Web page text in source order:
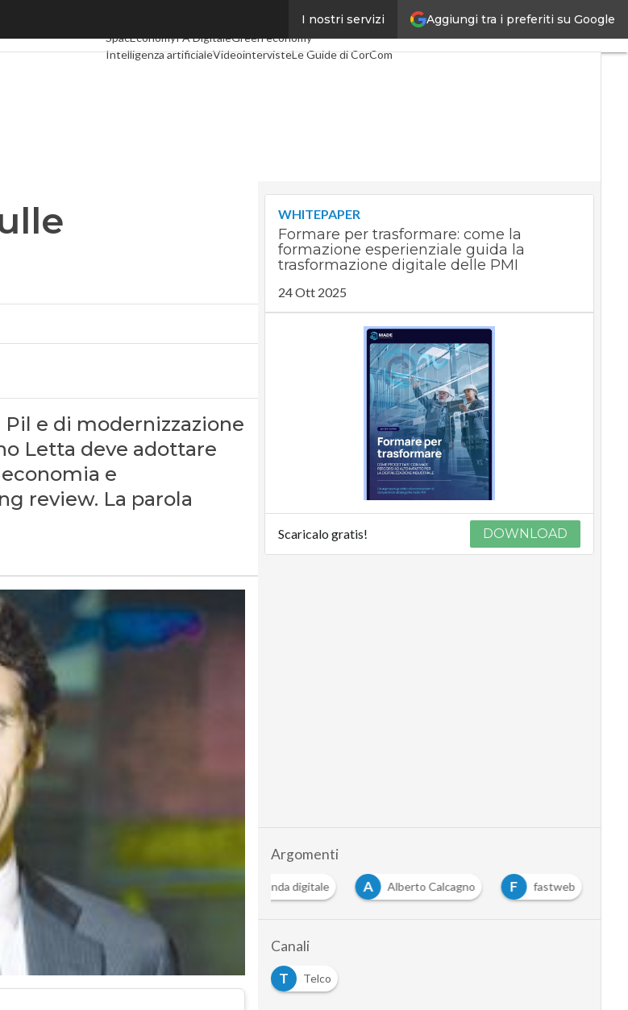
Aggiungi tra i preferiti su Google
I nostri servizi
Industria 4.0
SpacEconomyPA DigitaleGreen economy
Intelligenza artificialeVideointervisteLe Guide di CorCom
e di modernizzazione
Letta deve adottare
e
review. La parola
WHITEPAPER
Formare per trasformare: come la
formazione esperienziale guida la
trasformazione digitale delle PMI
24 Ott 2025
Scaricalo gratis! DOWNLOAD
Argomenti
A
agenda digitale A Alberto Calcagno F fastweb
Canali
T
Telco